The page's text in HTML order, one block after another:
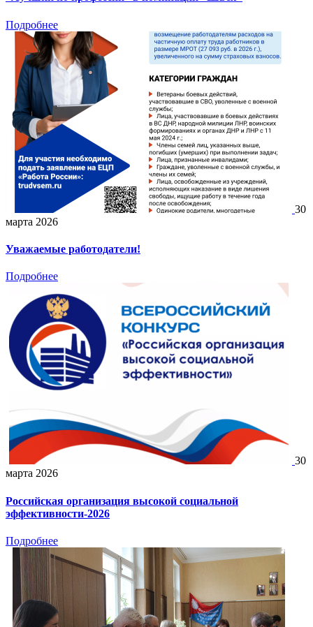
Подробнее
30
марта 2026
Уважаемые работодатели!
Подробнее
30
марта 2026
Российская организация высокой социальной
эффективности-2026
Подробнее